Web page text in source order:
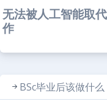
无法被人工智能取
作
BSc毕业后该做什